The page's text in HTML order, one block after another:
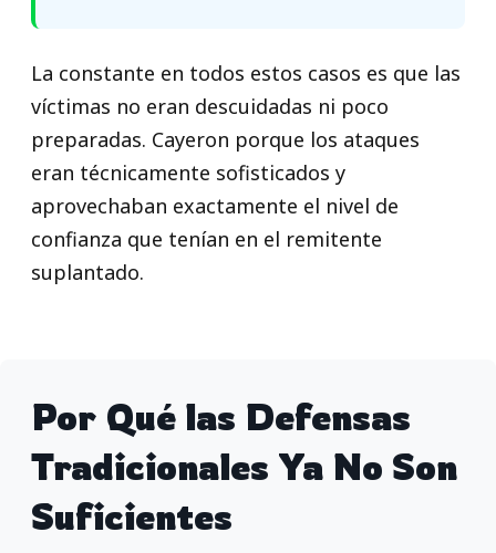
La constante en todos estos casos es que las
víctimas no eran descuidadas ni poco
preparadas. Cayeron porque los ataques
eran técnicamente sofisticados y
aprovechaban exactamente el nivel de
confianza que tenían en el remitente
suplantado.
Por Qué las Defensas
Tradicionales Ya No Son
Suficientes